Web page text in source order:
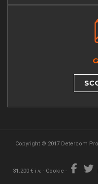
Copyright © 2017 Detercom
31.200 € i.v. - Cookie -